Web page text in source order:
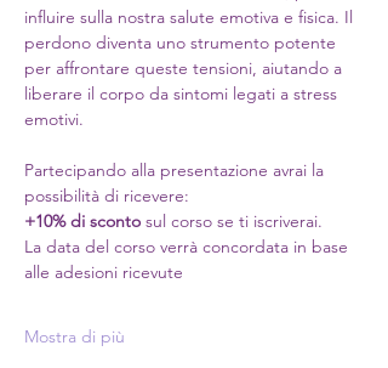
influire sulla nostra salute emotiva e fisica. Il
perdono diventa uno strumento potente
per affrontare queste tensioni, aiutando a
liberare il corpo da sintomi legati a stress
emotivi.
Partecipando alla presentazione avrai la
possibilità di ricevere:
+10% di sconto sul corso se ti iscriverai.
La data del corso verrà concordata in base
alle adesioni ricevute
Mostra di più